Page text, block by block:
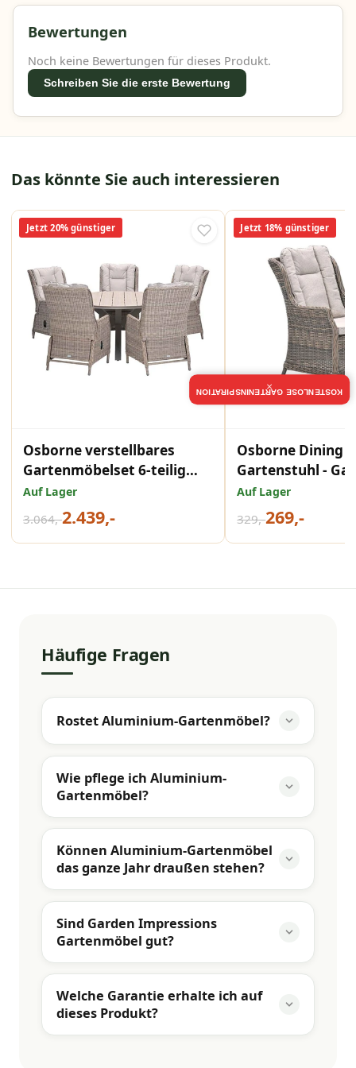
natürliche Teakholz-Optik. Zusammen bilden sie
ein komplettes Outdoor-Set, das viele Saisons
lang hält.
Bewertungen
Noch keine Bewertungen für dieses Produkt.
Schreiben Sie die erste Bewertung
Das könnte Sie auch interessieren
Jetzt 20% günstiger
Osborne verstellbares
Gartenmöbelset 6-teilig
Vintage Willow mit Edison
Gartentisch rund 148 cm
Light Teak Vironwood
Auf Lager
3.064,-2.439,-
Jetzt 18% günstiger
Osborne Dining
Gartenstuhl -
Impressions
Auf Lager
329,-269,-
Häufige Fragen
Rostet Aluminium-Gartenmöbel?
Wie pflege ich Aluminium-
Gartenmöbel?
Können Aluminium-Gartenmöbel
das ganze Jahr draußen stehen?
Sind Garden Impressions
Gartenmöbel gut?
Welche Garantie erhalte ich auf
dieses Produkt?
KOSTENLOSE GARTENINSPIRATION
×